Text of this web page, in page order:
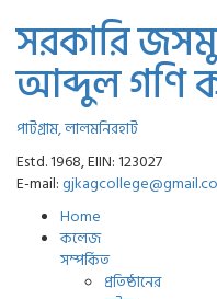
সরকারি
আব্দুল গণি
পাটগ্রাম, লালমনিরহাট
Estd. 1968, EIIN: 123027
E-mail:
Home
কলেজ
সম্পর্কিত
প্রতিষ্ঠানের